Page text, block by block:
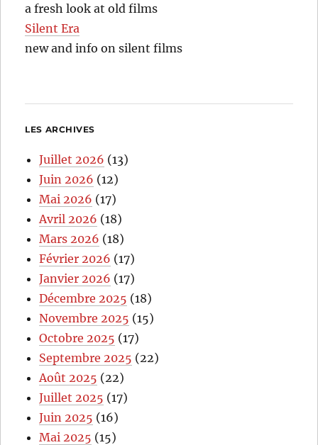
a fresh look at old films
Silent Era
new and info on silent films
LES ARCHIVES
Juillet 2026 (13)
Juin 2026 (12)
Mai 2026 (17)
Avril 2026 (18)
Mars 2026 (18)
Février 2026 (17)
Janvier 2026 (17)
Décembre 2025 (18)
Novembre 2025 (15)
Octobre 2025 (17)
Septembre 2025 (22)
Août 2025 (22)
Juillet 2025 (17)
Juin 2025 (16)
Mai 2025 (15)